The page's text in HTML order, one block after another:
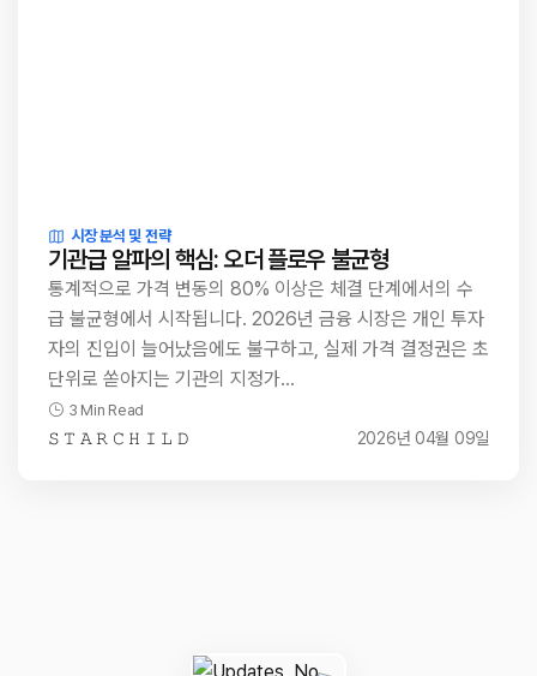
시장 분석 및 전략
기관급 알파의 핵심: 오더 플로우 불균형
통계적으로 가격 변동의 80% 이상은 체결 단계에서의 수
급 불균형에서 시작됩니다. 2026년 금융 시장은 개인 투자
자의 진입이 늘어났음에도 불구하고, 실제 가격 결정권은 초
단위로 쏟아지는 기관의 지정가…
3 Min Read
𝚂 𝚃 𝙰 𝚁 𝙲 𝙷 𝙸 𝙻 𝙳 2026년 04월 09일